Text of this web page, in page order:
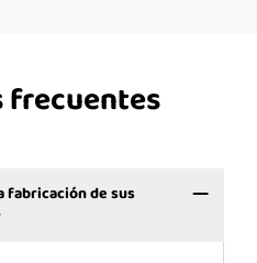
frecuentes
fabricación de sus